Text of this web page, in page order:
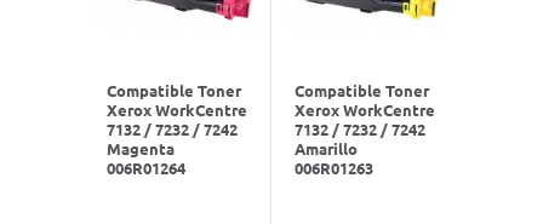
Compatible Toner
Xerox WorkCentre
7132 / 7232 / 7242
Magenta
006R01264
Compatible Toner
Xerox WorkCentre
7132 / 7232 / 7242
Amarillo
006R01263